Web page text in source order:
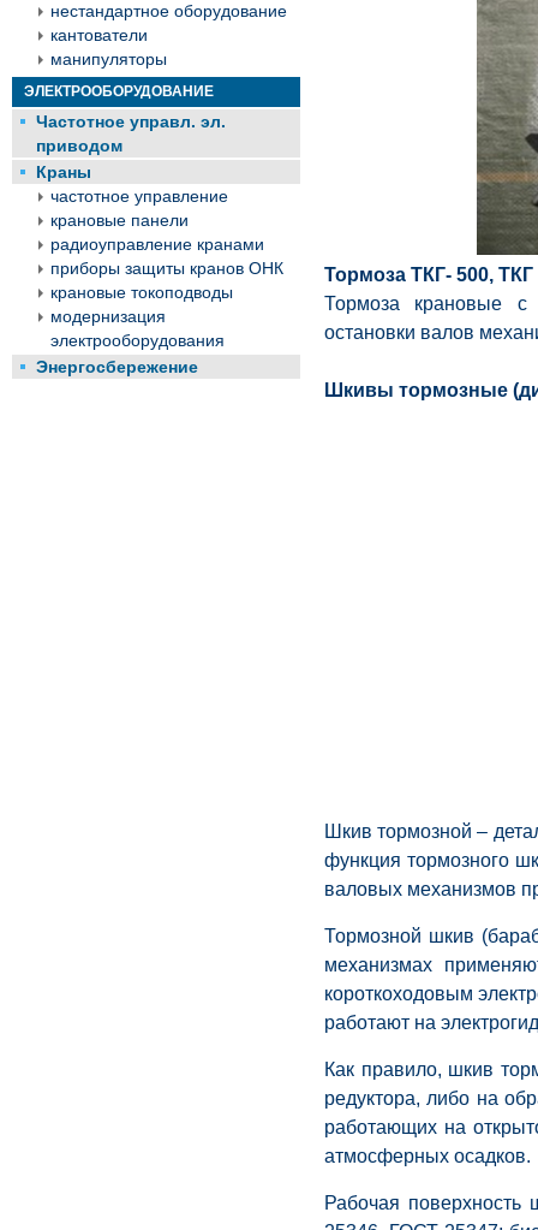
нестандартное оборудование
кантователи
манипуляторы
ЭЛЕКТРООБОРУДОВАНИЕ
Частотное управл. эл.
приводом
Краны
частотное управление
крановые панели
радиоуправление кранами
приборы защиты кранов ОНК
крановые токоподводы
модернизация
электрооборудования
Энергосбережение
Тормоза ТКГ- 500, ТКГ
Тормоза крановые с
остановки валов
Шкивы тормозные
Шкив тормозной –
функция тормозного
валовых механизмов
Тормозной шкив
механизмах
короткоходовым
работают на
Как правило, шкив
редуктора, либо на
работающих на
атмосферных осадков.
Рабочая